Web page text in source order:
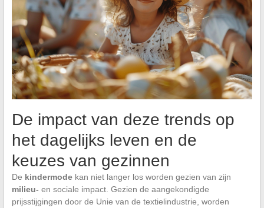
De impact van deze trends op
het dagelijks leven en de
keuzes van gezinnen
De kindermodekan niet langer los worden gezien van zijn
milieu- en sociale impact. Gezien de aangekondigde
prijsstijgingen door de Unie van de textielindustrie, worden